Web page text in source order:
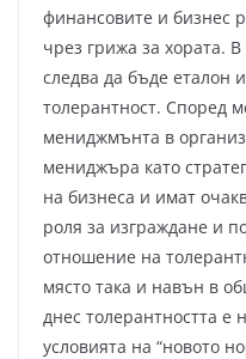
финансовите и бизнес
чрез грижа за хората.
следва да бъде еталон
толерантност. Според
мениджмънта в
мениджъра като
на бизнеса и имат
роля за изграждане и
отношение на
място така и навън в
днес толерантността е
условията на “новото